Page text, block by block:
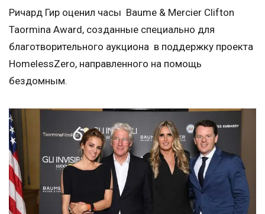
Ричард Гир оценил часы Baume & Mercier Clifton
Taormina Award, созданные специально для
благотворительного аукциона в поддержку проекта
HomelessZero, направленного на помощь
бездомным.